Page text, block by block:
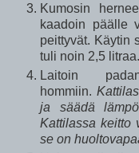
Kumosin
kaadoin päälle
peittyvät. Käytin
tuli noin 2,5 litraa.
Laitoin
hommiin.
ja säädä
Kattilassa keitto
se on